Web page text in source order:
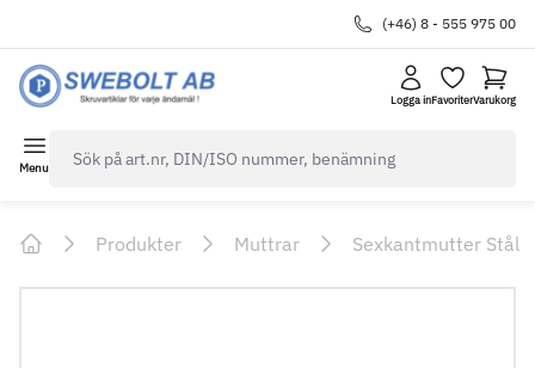
(+46) 8 - 555 975 00
Logga inFavoriterVarukorg
Menu
Produkter Muttrar Sexkantmutter Stål